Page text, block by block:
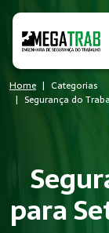
Home
Categorias
Segurança do
para